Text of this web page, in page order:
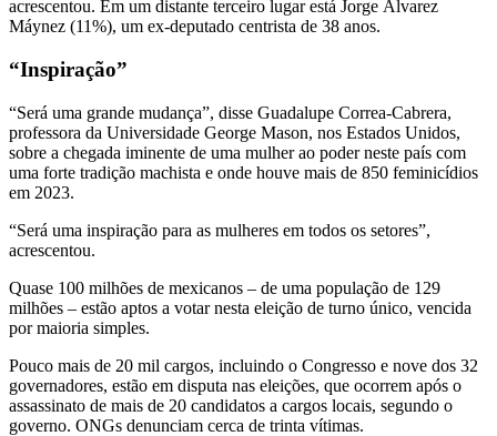
acrescentou. Em um distante terceiro lugar está Jorge Álvarez
Máynez (11%), um ex-deputado centrista de 38 anos.
“Inspiração”
“Será uma grande mudança”, disse Guadalupe Correa-Cabrera,
professora da Universidade George Mason, nos Estados Unidos,
sobre a chegada iminente de uma mulher ao poder neste país com
uma forte tradição machista e onde houve mais de 850 feminicídios
em 2023.
“Será uma inspiração para as mulheres em todos os setores”,
acrescentou.
Quase 100 milhões de mexicanos – de uma população de 129
milhões – estão aptos a votar nesta eleição de turno único, vencida
por maioria simples.
Pouco mais de 20 mil cargos, incluindo o Congresso e nove dos 32
governadores, estão em disputa nas eleições, que ocorrem após o
assassinato de mais de 20 candidatos a cargos locais, segundo o
governo. ONGs denunciam cerca de trinta vítimas.